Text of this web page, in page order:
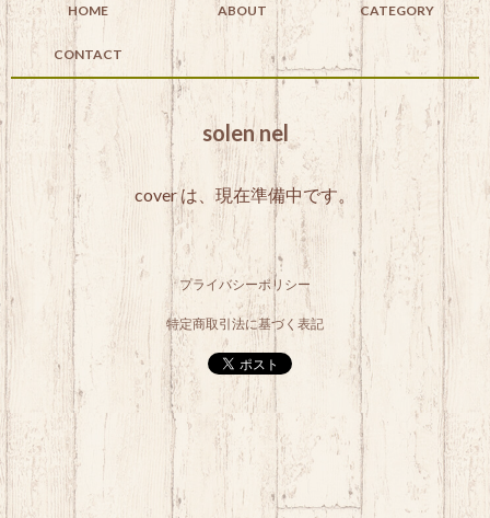
HOME ABOUT CATEGORY
CONTACT
solen nel
cover は、現在準備中です。
プライバシーポリシー
特定商取引法に基づく表記